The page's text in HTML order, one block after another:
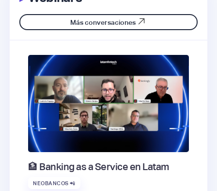
Más conversaciones
🏦 Banking as a Service en Latam
NEOBANCOS 📲